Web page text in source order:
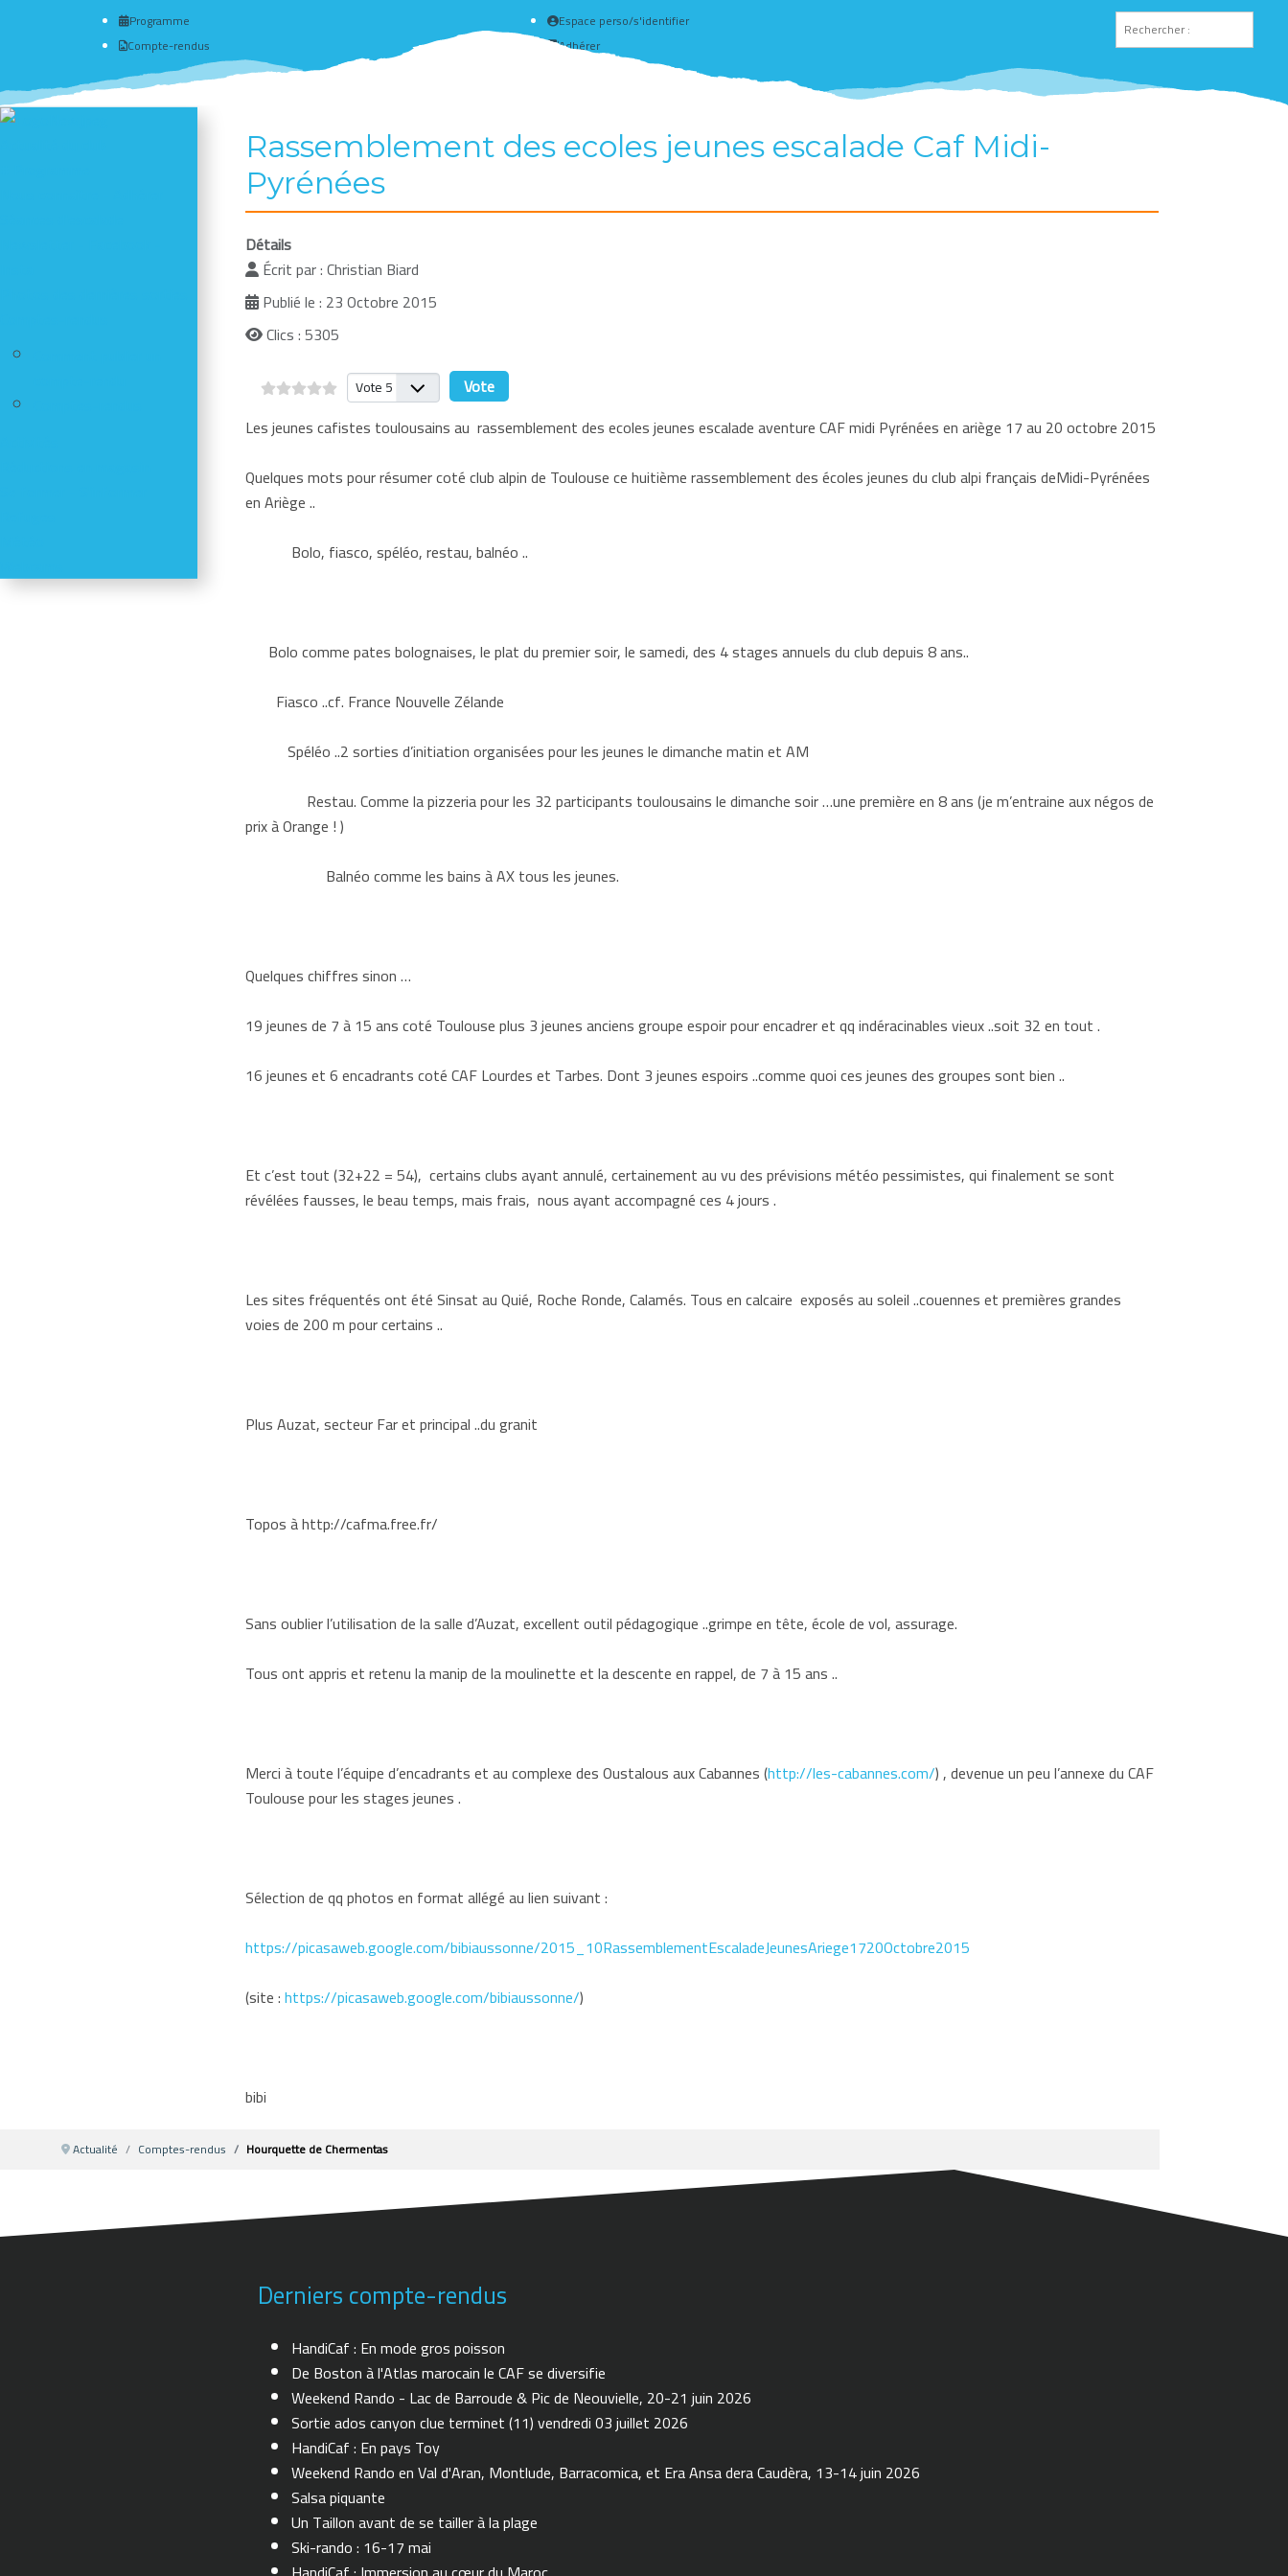
Programme
Compte-rendus
Espace perso/s'identifier
Adhérer
Créer un compte
Rassemblement des ecoles jeunes escalade Caf Midi-
Pyrénées
Détails
Écrit par :Christian Biard
Publié le : 23 Octobre 2015
Clics : 5305
Veuillez voter
Les jeunes cafistes toulousains au rassemblement des ecoles jeunes escalade aventure CAF midi Pyrénées en ariège 17 au 20 octobre 2015
Quelques mots pour résumer coté club alpin de Toulouse ce huitième rassemblement des écoles jeunes du club alpi français deMidi-Pyrénées
en Ariège ..
Bolo, fiasco, spéléo, restau, balnéo ..
Bolo comme pates bolognaises, le plat du premier soir, le samedi, des 4 stages annuels du club depuis 8 ans..
Fiasco ..cf. France Nouvelle Zélande
Spéléo ..2 sorties d’initiation organisées pour les jeunes le dimanche matin et AM
Restau. Comme la pizzeria pour les 32 participants toulousains le dimanche soir …une première en 8 ans (je m’entraine aux négos de
prix à Orange ! )
Balnéo comme les bains à AX tous les jeunes.
Quelques chiffres sinon …
19 jeunes de 7 à 15 ans coté Toulouse plus 3 jeunes anciens groupe espoir pour encadrer et qq indéracinables vieux ..soit 32 en tout .
16 jeunes et 6 encadrants coté CAF Lourdes et Tarbes. Dont 3 jeunes espoirs ..comme quoi ces jeunes des groupes sont bien ..
Et c’est tout (32+22 = 54), certains clubs ayant annulé, certainement au vu des prévisions météo pessimistes, qui finalement se sont
révélées fausses, le beau temps, mais frais, nous ayant accompagné ces 4 jours .
Les sites fréquentés ont été Sinsat au Quié, Roche Ronde, Calamés. Tous en calcaire exposés au soleil ..couennes et premières grandes
voies de 200 m pour certains ..
Plus Auzat, secteur Far et principal ..du granit
Topos àhttp://cafma.free.fr/
Sans oublier l’utilisation de la salle d’Auzat, excellent outil pédagogique ..grimpe en tête, école de vol, assurage.
Tous ont appris et retenu la manip de la moulinette et la descente en rappel, de 7 à 15 ans ..
Merci à toute l’équipe d’encadrants et au complexe des Oustalous aux Cabannes (http://les-cabannes.com/) , devenue un peu l’annexe du CAF
Toulouse pour les stages jeunes .
Sélection de qq photos en format allégé au lien suivant :
https://picasaweb.google.com/bibiaussonne/2015_10RassemblementEscaladeJeunesAriege1720Octobre2015
(site :https://picasaweb.google.com/bibiaussonne/)
bibi
Actualité Comptes-rendus Hourquette de Chermentas
Derniers compte-rendus
HandiCaf : En mode gros poisson
De Boston à l'Atlas marocain le CAF se diversifie
Weekend Rando - Lac de Barroude & Pic de Neouvielle, 20-21 juin 2026
Sortie ados canyon clue terminet (11) vendredi 03 juillet 2026
HandiCaf : En pays Toy
Weekend Rando en Val d'Aran, Montlude, Barracomica, et Era Ansa dera Caudèra, 13-14 juin 2026
Salsa piquante
Un Taillon avant de se tailler à la plage
Ski-rando : 16-17 mai